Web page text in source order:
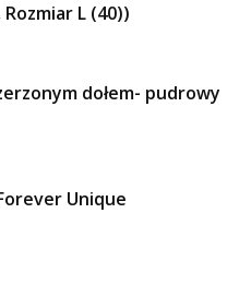
L (40))
dołem- pudrowy
Unique